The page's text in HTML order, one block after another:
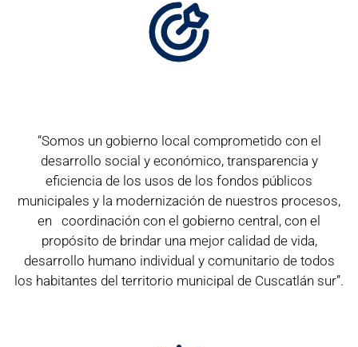
“Somos un gobierno local comprometido con el
desarrollo social y económico, transparencia y
eficiencia de los usos de los fondos públicos
municipales y la modernización de nuestros procesos,
en coordinación con el gobierno central, con el
propósito de brindar una mejor calidad de vida,
desarrollo humano individual y comunitario de todos
los habitantes del territorio municipal de Cuscatlán sur”.